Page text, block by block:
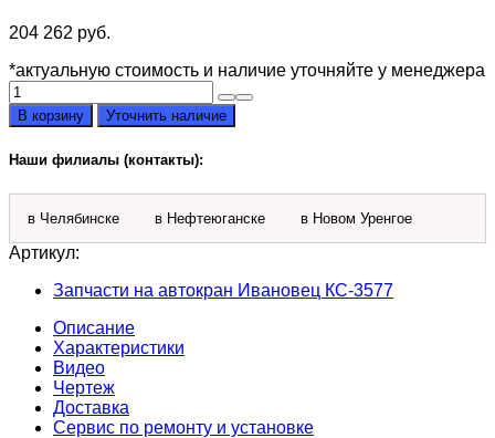
204 262 руб.
*актуальную стоимость и наличие уточняйте у менеджера
Количество
товара
Подвеска
крюковая
КС-3578.63.300
на
Ивановец
КС-3577,
КС-3578
В корзину Уточнить наличие
Наши филиалы (контакты):
в Челябинске в Нефтеюганске в Новом Уренгое
Артикул:
Запчасти на автокран Ивановец КС-3577
Описание
Характеристики
Видео
Чертеж
Доставка
Сервис по ремонту и установке